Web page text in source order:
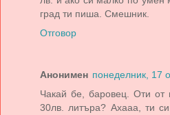
град ти пиша. Смешник.
Отговор
Анонимен понеделник, 17
Чакай бе, баровец. Оти от
30лв. литъра? Ахааа, ти